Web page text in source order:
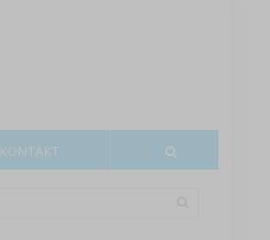
KONTAKT